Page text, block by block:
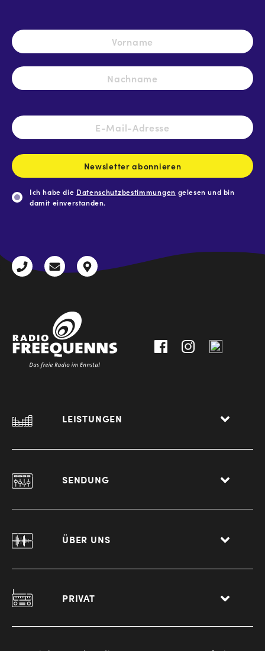
Name *
E-
Mail-
Newsletter abonnieren
Ich habe die Datenschutzbestimmungen gelesen und bin
damit einverstanden.
+43
radio@freequenns.at
Kulturhausstraße
LEISTUNGEN
SENDUNG
ÜBER UNS
PRIVAT